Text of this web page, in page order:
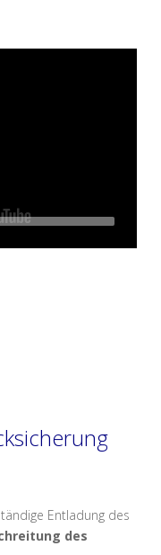
Entladung des
des